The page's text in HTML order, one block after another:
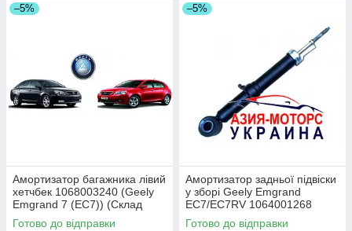
–5%
Амортизатор багажника лівий
хетчбек 1068003240 (Geely
Emgrand 7 (EC7)) (Склад
ASM-UKR)
Готово до відправки
–5%
Амортизатор задньої підвіски
у зборі Geely Emgrand
EC7/EC7RV 1064001268
(Склад ASM-UKR)
Готово до відправки